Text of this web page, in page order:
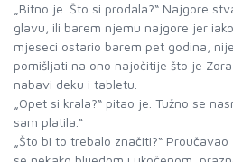
„Bitno je. Što si prodala?“ Najgore
glavu, ili barem njemu najgore jer
mjeseci ostario barem pet godina,
pomišljati na ono najočitije što je
nabavi deku i tabletu.
„Opet si krala?“ pitao je. Tužno se
sam platila.“
„Što bi to trebalo značiti?“